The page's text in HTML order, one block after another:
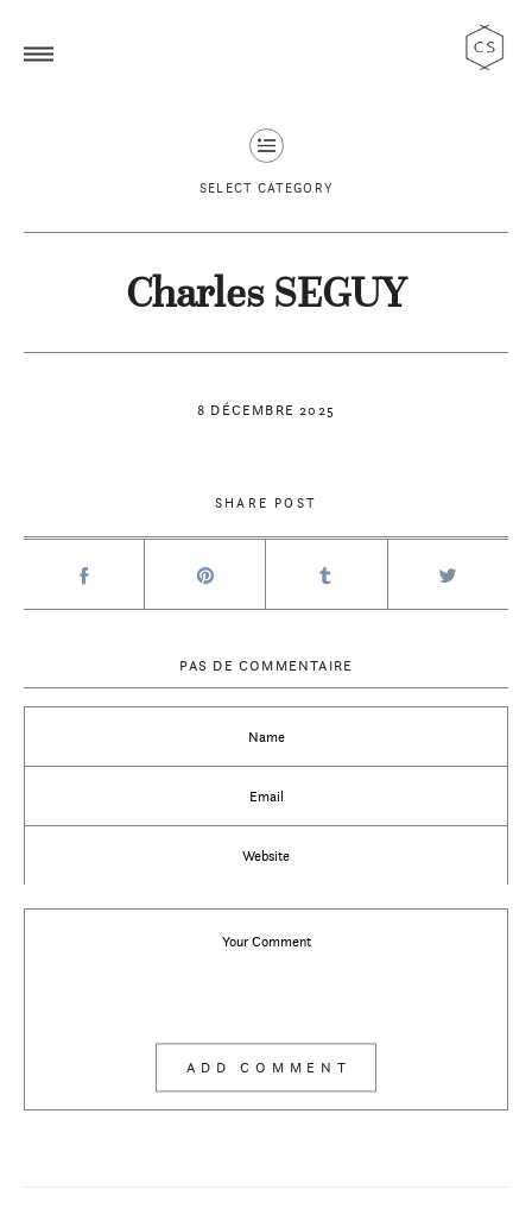
SELECT CATEGORY
8 DÉCEMBRE 2025
Charles SEGUY
SHARE POST
PAS DE COMMENTAIRE